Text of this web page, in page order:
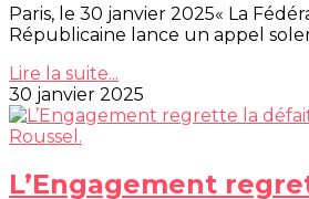
Paris, le 30 janvier 2025« La
Républicaine lance un appel
Lire la suite...
30 janvier 2025
L’Engagement